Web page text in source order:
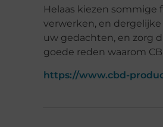
Helaas kiezen
verwerken, en
uw gedachten, en zorg
goede reden waarom
https://www.cbd-